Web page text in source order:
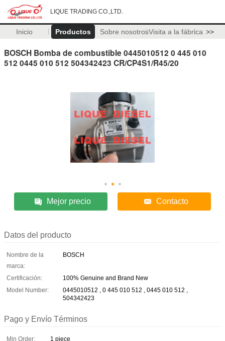
LIQUE TRADING CO.,LTD.
Inicio Productos Sobre nosotrosVisita a la fábrica >>
BOSCH Bomba de combustible 0445010512 0 445 010
512 0445 010 512 504342423 CR/CP4S1/R45/20
Mejor precio Contacto
Datos del producto
Nombre de la
marca:
BOSCH
Certificación:
100% Genuine and Brand New
Model Number:
0445010512 , 0 445 010 512 , 0445 010 512 ,
504342423
Pago y Envío Términos
Min Order:
1 piece